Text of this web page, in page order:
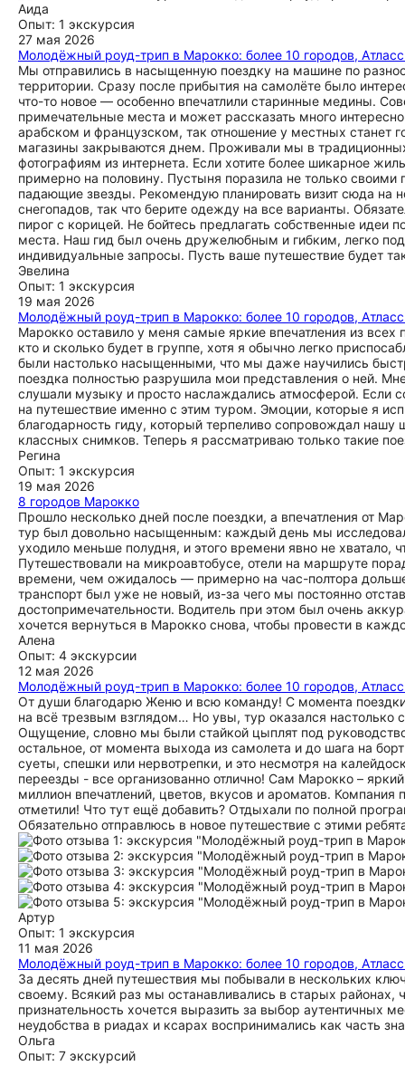
Аида
Опыт: 1 экскурсия
27 мая 2026
Молодёжный роуд-трип в Марокко: более 10 городов,
Мы отправились в насыщенную поездку на машине по
территории. Сразу после прибытия на самолёте было
что-то новое — особенно впечатлили старинные медины.
примечательные места и может рассказать много
арабском и французском, так отношение у местных станет
магазины закрываются днем. Проживали мы в
фотографиям из интернета. Если хотите более шикарное
примерно на половину. Пустыня поразила не только
падающие звезды. Рекомендую планировать визит сюда на
снегопадов, так что берите одежду на все варианты.
пирог с корицей. Не бойтесь предлагать собственные
места. Наш гид был очень дружелюбным и гибким, легко
индивидуальные запросы. Пусть ваше путешествие будет
Эвелина
Опыт: 1 экскурсия
19 мая 2026
Молодёжный роуд-трип в Марокко: более 10 городов,
Марокко оставило у меня самые яркие впечатления из
кто и сколько будет в группе, хотя я обычно легко
были настолько насыщенными, что мы даже научились
поездка полностью разрушила мои представления о ней.
слушали музыку и просто наслаждались атмосферой. Если
на путешествие именно с этим туром. Эмоции, которые я
благодарность гиду, который терпеливо сопровождал
классных снимков. Теперь я рассматриваю только такие
Регина
Опыт: 1 экскурсия
19 мая 2026
8 городов Марокко
Прошло несколько дней после поездки, а впечатления от
тур был довольно насыщенным: каждый день мы
уходило меньше полудня, и этого времени явно не хватало,
Путешествовали на микроавтобусе, отели на маршруте
времени, чем ожидалось — примерно на час-полтора
транспорт был уже не новый, из-за чего мы постоянно
достопримечательности. Водитель при этом был очень
хочется вернуться в Марокко снова, чтобы провести в
Алена
Опыт: 4 экскурсии
12 мая 2026
Молодёжный роуд-трип в Марокко: более 10 городов,
От души благодарю Женю и всю команду! С момента поездки
на всё трезвым взглядом… Но увы, тур оказался
Ощущение, словно мы были стайкой цыплят под
остальное, от момента выхода из самолета и до шага на
суеты, спешки или нервотрепки, и это несмотря на
переезды - все организованно отлично! Сам Марокко –
миллион впечатлений, цветов, вкусов и ароматов.
отметили! Что тут ещё добавить? Отдыхали по полной
Обязательно отправлюсь в новое путешествие с этими
Артур
Опыт: 1 экскурсия
11 мая 2026
Молодёжный роуд-трип в Марокко: более 10 городов,
За десять дней путешествия мы побывали в нескольких
своему. Всякий раз мы останавливались в старых районах,
признательность хочется выразить за выбор
неудобства в риадах и ксарах воспринимались как часть
Ольга
Опыт: 7 экскурсий